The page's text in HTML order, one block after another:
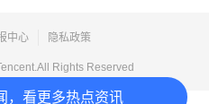
，看更多热点资讯
中心 隐私政策
Rights Reserved